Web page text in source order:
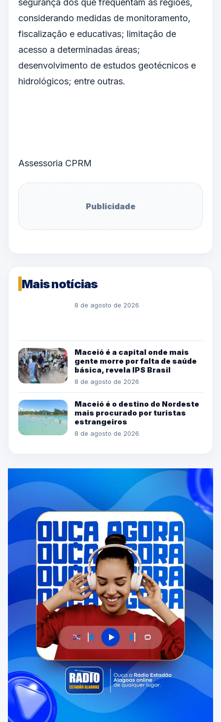
considerando medidas de monitoramento,
fiscalização e educativas; limitação de
acesso a determinadas áreas;
desenvolvimento de estudos geotécnicos e
hidrológicos; entre outras.
Assessoria CPRM
Publicidade
Mais notícias
8 de agosto de 2026
Maceió é a capital onde mais
gente morre por falta de saúde
básica, revela IPS Brasil
8 de agosto de 2026
Maceió é o destino do Nordeste
mais procurado por turistas
estrangeiros
8 de agosto de 2026